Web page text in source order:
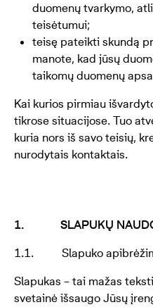
duomenų tvarkymo,
teisėtumui;
teisę pateikti skundą
manote, kad jūsų
taikomų duomenų
Kai kurios pirmiau
tikrose situacijose. Tuo
kuria nors iš savo teisių,
nurodytais kontaktais.
1. SLAPUKŲ
1.1. Slapuko
Slapukas – tai mažas
svetainė išsaugo Jūsų